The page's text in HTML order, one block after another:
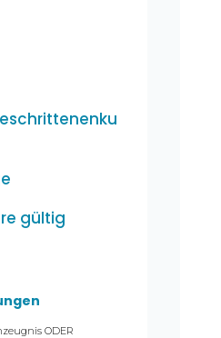
gültig
ODER